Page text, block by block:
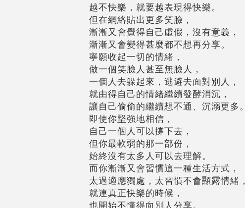
越不快樂，就要越表現得快樂。
但在網絡貼出更多笑臉，
漸漸又會覺得自己虛假，沒有意義，
漸漸又會變得甚麼都不想再分享。
寧願收起一切的情緒，
做一個笑臉人甚至無臉人，
一個人去躲起來，逃避去面對別人，
就由得自己的情緒繼續發酵消沉，
讓自己偷偷的繼續想不通、沉溺更多。
即使你堅強地相信，
自己一個人可以撐下去，
但你最軟弱的那一部份，
始終沒有太多人可以去理解。
而你漸漸又會習慣這一種生活方式，
太過適應獨處，太習慣不會顯露情緒，
就連真正快樂的時候，
也開始不懂得向別人分享。